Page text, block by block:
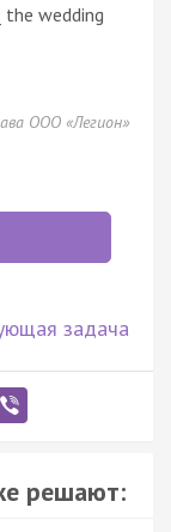
the wedding
ООО «Легион»
задача
решают: